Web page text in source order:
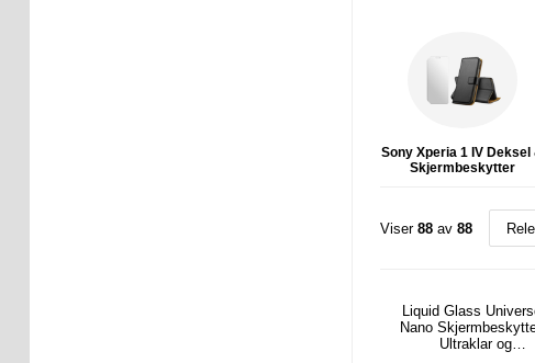
Sony Xperia 1 IV Deksel
Skjermbeskytter
Viser 88av 88
Liquid Glass
Nano
Ultraklar og